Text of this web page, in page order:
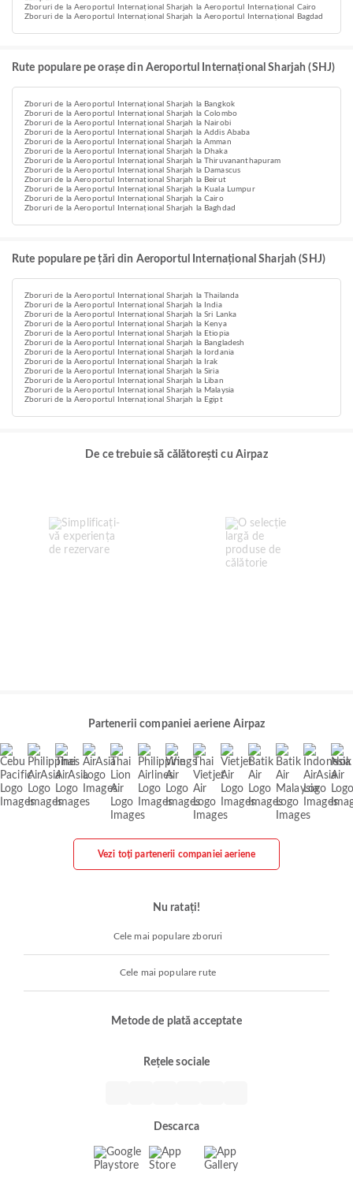
Zboruri de la Aeroportul Internațional Sharjah la Aeroportul Internațional Cairo
Zboruri de la Aeroportul Internațional Sharjah la Aeroportul Internațional Bagdad
Rute populare pe orașe din Aeroportul Internațional Sharjah (SHJ)
Zboruri de la Aeroportul Internațional Sharjah la Bangkok
Zboruri de la Aeroportul Internațional Sharjah la Colombo
Zboruri de la Aeroportul Internațional Sharjah la Nairobi
Zboruri de la Aeroportul Internațional Sharjah la Addis Ababa
Zboruri de la Aeroportul Internațional Sharjah la Amman
Zboruri de la Aeroportul Internațional Sharjah la Dhaka
Zboruri de la Aeroportul Internațional Sharjah la Thiruvananthapuram
Zboruri de la Aeroportul Internațional Sharjah la Damascus
Zboruri de la Aeroportul Internațional Sharjah la Beirut
Zboruri de la Aeroportul Internațional Sharjah la Kuala Lumpur
Zboruri de la Aeroportul Internațional Sharjah la Cairo
Zboruri de la Aeroportul Internațional Sharjah la Baghdad
Rute populare pe țări din Aeroportul Internațional Sharjah (SHJ)
Zboruri de la Aeroportul Internațional Sharjah la Thailanda
Zboruri de la Aeroportul Internațional Sharjah la India
Zboruri de la Aeroportul Internațional Sharjah la Sri Lanka
Zboruri de la Aeroportul Internațional Sharjah la Kenya
Zboruri de la Aeroportul Internațional Sharjah la Etiopia
Zboruri de la Aeroportul Internațional Sharjah la Bangladesh
Zboruri de la Aeroportul Internațional Sharjah la Iordania
Zboruri de la Aeroportul Internațional Sharjah la Irak
Zboruri de la Aeroportul Internațional Sharjah la Siria
Zboruri de la Aeroportul Internațional Sharjah la Liban
Zboruri de la Aeroportul Internațional Sharjah la Malaysia
Zboruri de la Aeroportul Internațional Sharjah la Egipt
De ce trebuie să călătorești cu Airpaz
Partenerii companiei aeriene Airpaz
Vezi toți partenerii companiei aeriene
Nu ratați!
Cele mai populare zboruri
Cele mai populare rute
Metode de plată acceptate
Rețele sociale
Descarca